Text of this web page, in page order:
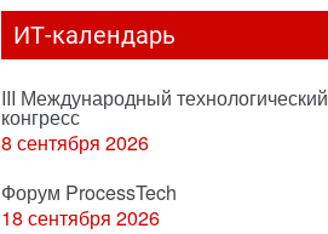
ИТ-календарь
III Международный технологический
конгресс
8 сентября 2026
Форум ProcessTech
18 сентября 2026